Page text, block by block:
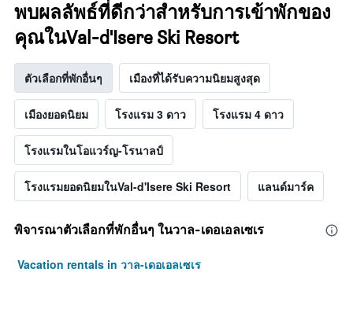
พบผลลัพธ์ที่ดีกว่าสำหรับการเข้าพักของ
คุณในVal-d'Isere Ski Resort
ตัวเลือกที่พักอื่นๆ เมืองที่ได้รับความนิยมสูงสุด
เมืองยอดนิยม โรงแรม 3 ดาว โรงแรม 4 ดาว
โรงแรมในโอแวร์ญ-โรนาลป์
โรงแรมยอดนิยมในVal-d'Isere Ski Resort แลนด์มาร์ค
พิจารณาตัวเลือกที่พักอื่นๆ ในวาล-เดอเอลเซเร
Vacation rentals in วาล-เดอเอลเซเร